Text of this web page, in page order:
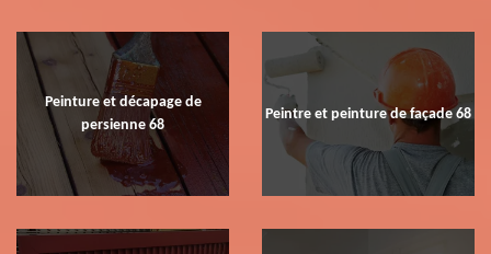
Peinture et décapage de
persienne 68
Peintre et peinture de façade 68